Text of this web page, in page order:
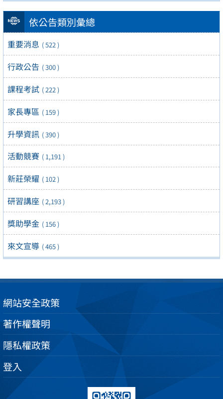
依公告類別彙總
重要消息 ( 522 )
行政公告 ( 300 )
課程考試 ( 222 )
家長專區 ( 159 )
升學資訊 ( 390 )
活動競賽 ( 1,191 )
新莊榮耀 ( 102 )
研習講座 ( 2,193 )
獎助學金 ( 156 )
來文宣導 ( 465 )
網站安全政策
著作權聲明
隱私權政策
登入